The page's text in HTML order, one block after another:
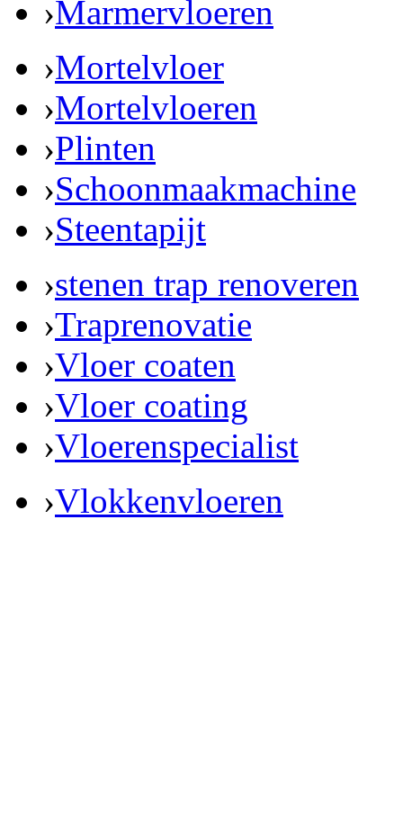
›Marmervloeren
›Mortelvloer
›Mortelvloeren
›Plinten
›Schoonmaakmachine
›Steentapijt
›stenen trap renoveren
›Traprenovatie
›Vloer coaten
›Vloer coating
›Vloerenspecialist
›Vlokkenvloeren